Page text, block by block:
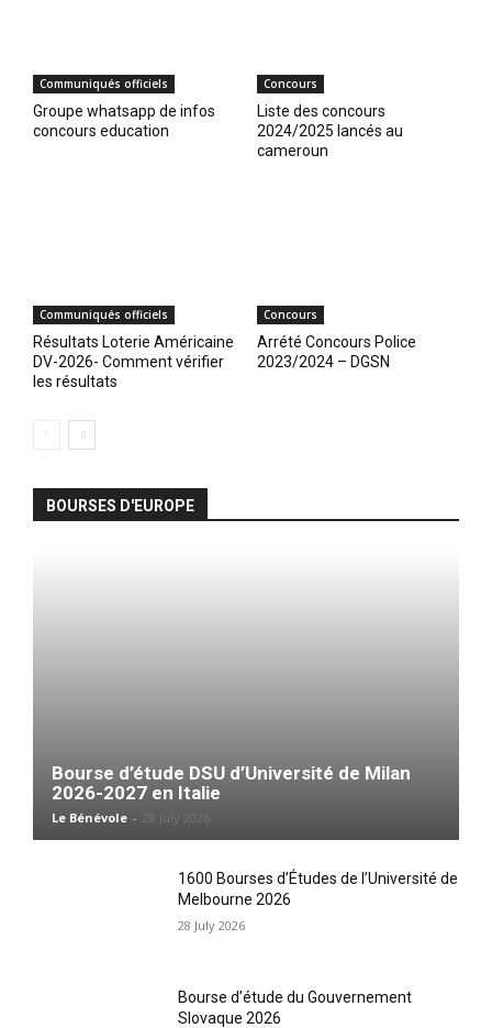
Communiqués officiels
Groupe whatsapp de infos
concours education
Concours
Liste des concours
2024/2025 lancés au
cameroun
Communiqués officiels
Résultats Loterie Américaine
DV-2026- Comment vérifier
les résultats
Concours
Arrété Concours Police
2023/2024 – DGSN
BOURSES D'EUROPE
Bourse d’étude DSU d’Université de Milan
2026-2027 en Italie
Le Bénévole - 28 July 2026
1600 Bourses d’Études de l’Université de
Melbourne 2026
28 July 2026
Bourse d’étude du Gouvernement
Slovaque 2026